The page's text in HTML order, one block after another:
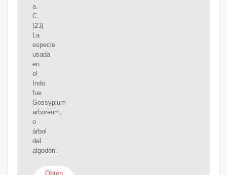
a.
C.
[23]
La
especie
usada
en
el
Indo
fue
Gossypium
arboreum,
o
árbol
del
algodón.
Obtén